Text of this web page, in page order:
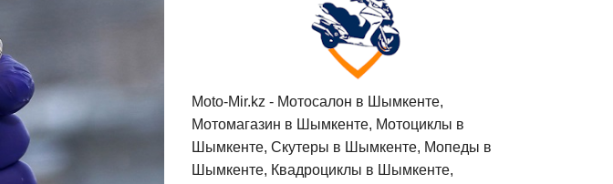
Moto-Mir.kz - Мотосалон в Шымкенте,
Мотомагазин в Шымкенте, Мотоциклы в
Шымкенте, Скутеры в Шымкенте, Мопеды в
Шымкенте, Квадроциклы в Шымкенте,